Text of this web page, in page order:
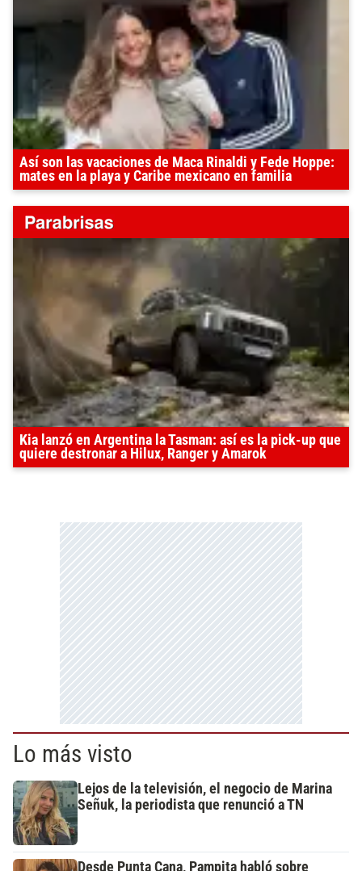
Así son las vacaciones de Maca Rinaldi y Fede Hoppe:
mates en la playa y Caribe mexicano en familia
Kia lanzó en Argentina la Tasman: así es la pick-up que
quiere destronar a Hilux, Ranger y Amarok
Lo más visto
Lejos de la televisión, el negocio de Marina
Señuk, la periodista que renunció a TN
Desde Punta Cana, Pampita habló sobre